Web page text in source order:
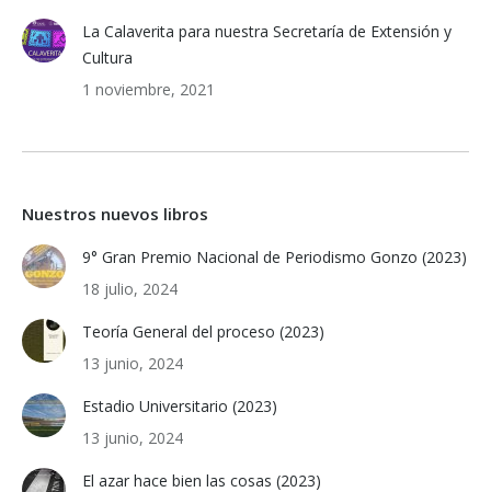
La Calaverita para nuestra Secretaría de Extensión y
Cultura
1 noviembre, 2021
Nuestros nuevos libros
9° Gran Premio Nacional de Periodismo Gonzo (2023)
18 julio, 2024
Teoría General del proceso (2023)
13 junio, 2024
Estadio Universitario (2023)
13 junio, 2024
El azar hace bien las cosas (2023)